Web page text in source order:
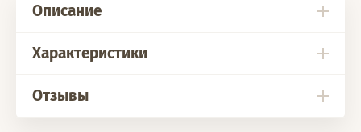
Описание
Характеристики
Отзывы